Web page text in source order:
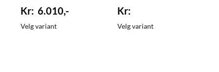
6.010,-
Velg variant Velg variant